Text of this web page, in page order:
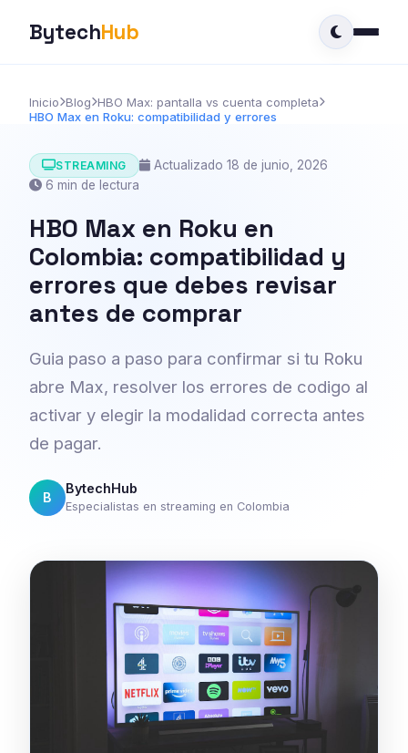
BytechHub
Inicio Blog HBO Max: pantalla vs cuenta completa
HBO Max en Roku: compatibilidad y errores
STREAMING
Actualizado 18 de junio, 2026
6 min de lectura
HBO Max en Roku en
Colombia: compatibilidad y
errores que debes revisar
antes de comprar
Guia paso a paso para confirmar si tu Roku
abre Max, resolver los errores de codigo al
activar y elegir la modalidad correcta antes
de pagar.
B
BytechHub
Especialistas en streaming en Colombia